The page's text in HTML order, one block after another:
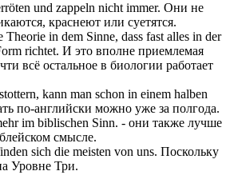
und zappeln nicht immer. Они не
, краснеют или суетятся.
Theorie in dem Sinne, dass fast alles in der
richtet. И это вполне приемлемая
всё остальное в биологии работает
stottern, kann man schon in einem halben
по-английски можно уже за полгода.
im biblischen Sinn. - они также лучше
смысле.
sich die meisten von uns. Поскольку
Уровне Три.